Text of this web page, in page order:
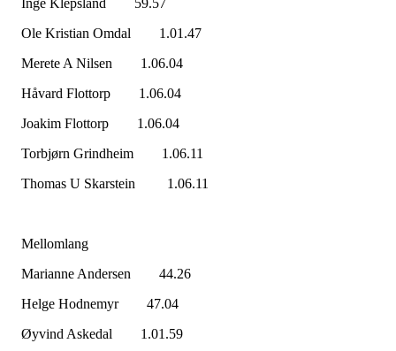
Ole Kristian Omdal 1.01.47
Merete A Nilsen 1.06.04
Håvard Flottorp 1.06.04
Joakim Flottorp 1.06.04
Torbjørn Grindheim 1.06.11
Thomas U Skarstein 1.06.11
Mellomlang
Marianne Andersen 44.26
Helge Hodnemyr 47.04
Øyvind Askedal 1.01.59